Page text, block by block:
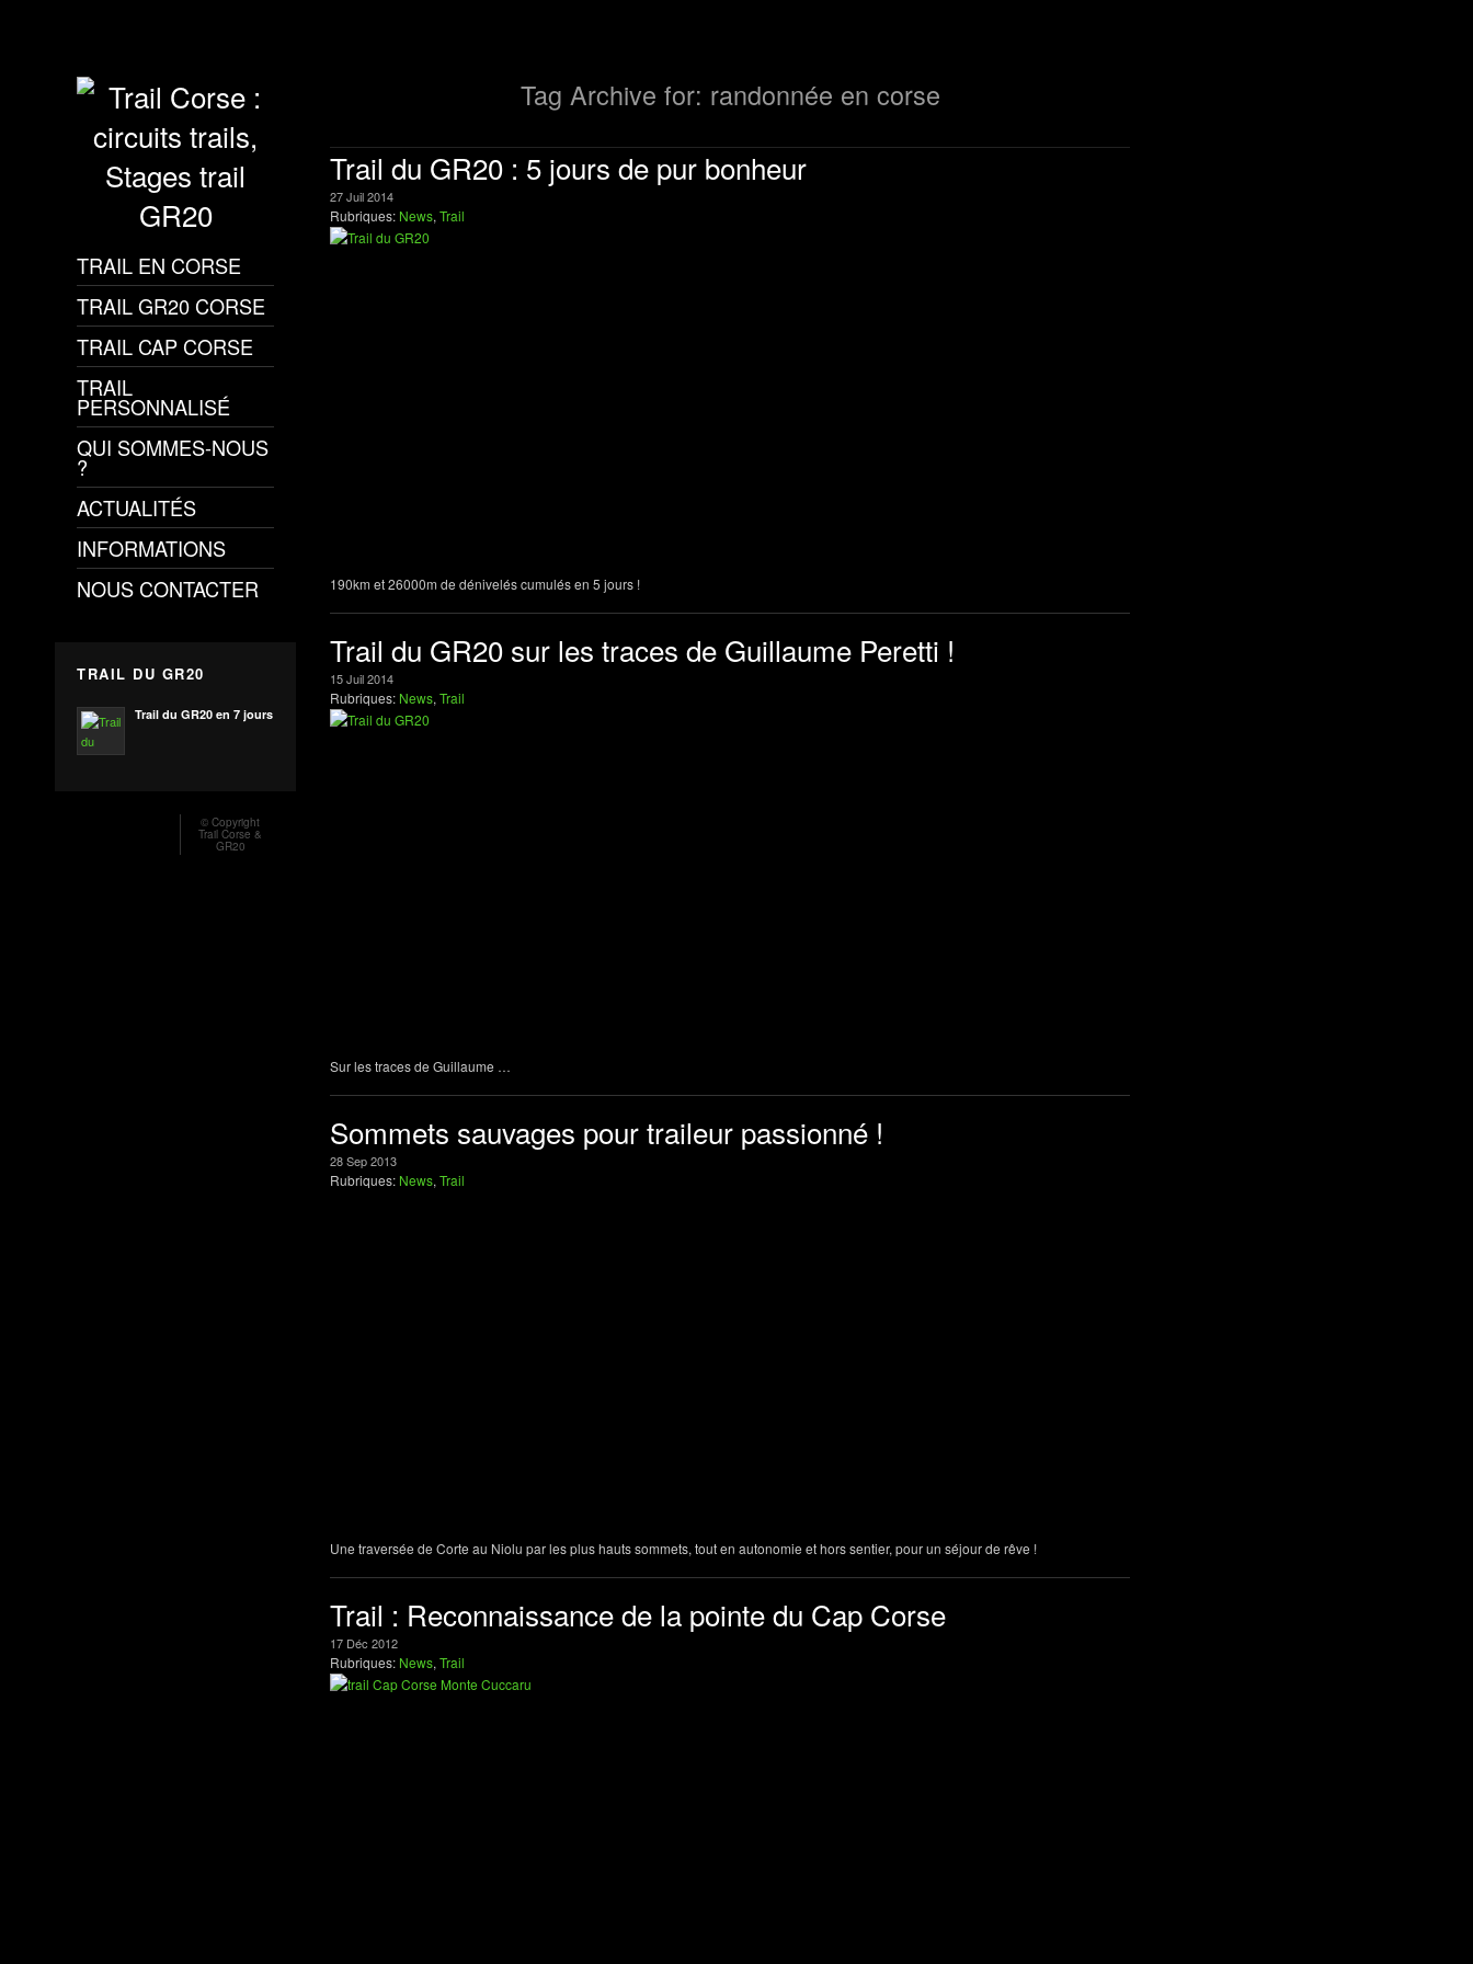
Tag Archive for: randonnée en corse
Trail du GR20 : 5 jours de pur bonheur
27Juil2014
Rubriques: News, Trail
190km et 26000m de dénivelés cumulés en 5 jours !
Trail du GR20 sur les traces de Guillaume Peretti !
15Juil2014
Rubriques: News, Trail
Sur les traces de Guillaume …
Sommets sauvages pour traileur passionné !
28Sep2013
Rubriques: News, Trail
Une traversée de Corte au Niolu par les plus hauts sommets, tout en autonomie et hors sentier, pour un séjour de rêve !
Trail : Reconnaissance de la pointe du Cap Corse
17 Déc 2012
Rubriques: News, Trail
TRAIL EN CORSE
TRAIL GR20 CORSE
TRAIL CAP CORSE
TRAIL
PERSONNALISÉ
QUI SOMMES-NOUS
?
ACTUALITÉS
INFORMATIONS
NOUS CONTACTER
TRAIL DU GR20
Trail du GR20 en 7 jours
© Copyright
Trail Corse &
GR20